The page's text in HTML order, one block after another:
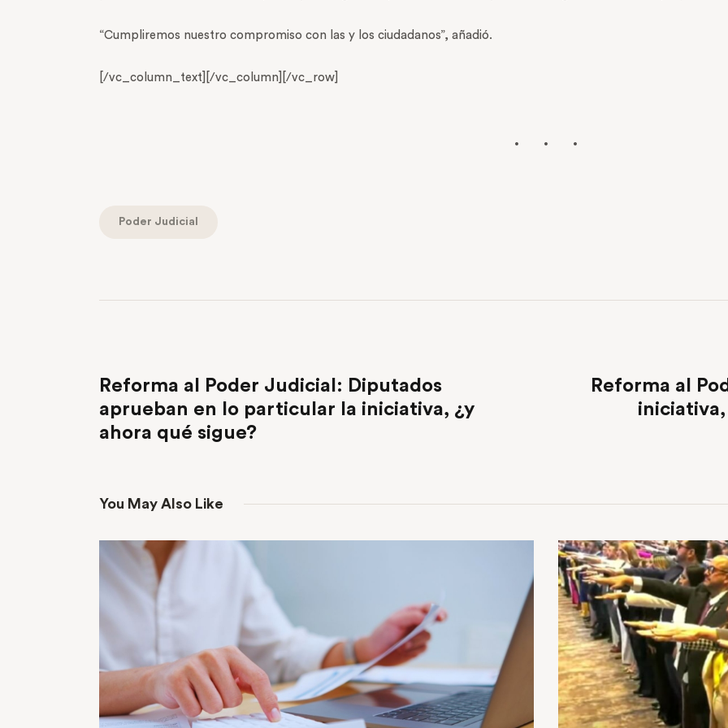
“Cumpliremos nuestro compromiso con las y los ciudadanos”, añadió.
[/vc_column_text][/vc_column][/vc_row]
Poder Judicial
Reforma al Poder Judicial: Diputados
aprueban en lo particular la iniciativa, ¿y
ahora qué sigue?
Reforma al
iniciativa,
You May Also Like